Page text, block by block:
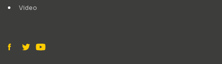
Video